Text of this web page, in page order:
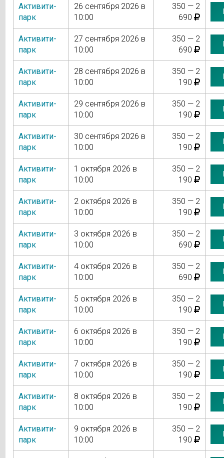
Активити-
парк
26 сентября 2026 в
10:00
350 — 2
690
Активити-
парк
27 сентября 2026 в
10:00
350 — 2
690
Активити-
парк
28 сентября 2026 в
10:00
350 — 2
190
Активити-
парк
29 сентября 2026 в
10:00
350 — 2
190
Активити-
парк
30 сентября 2026 в
10:00
350 — 2
190
Активити-
парк
1 октября 2026 в
10:00
350 — 2
190
Активити-
парк
2 октября 2026 в
10:00
350 — 2
190
Активити-
парк
3 октября 2026 в
10:00
350 — 2
690
Активити-
парк
4 октября 2026 в
10:00
350 — 2
690
Активити-
парк
5 октября 2026 в
10:00
350 — 2
190
Активити-
парк
6 октября 2026 в
10:00
350 — 2
190
Активити-
парк
7 октября 2026 в
10:00
350 — 2
190
Активити-
парк
8 октября 2026 в
10:00
350 — 2
190
Активити-
парк
9 октября 2026 в
10:00
350 — 2
190